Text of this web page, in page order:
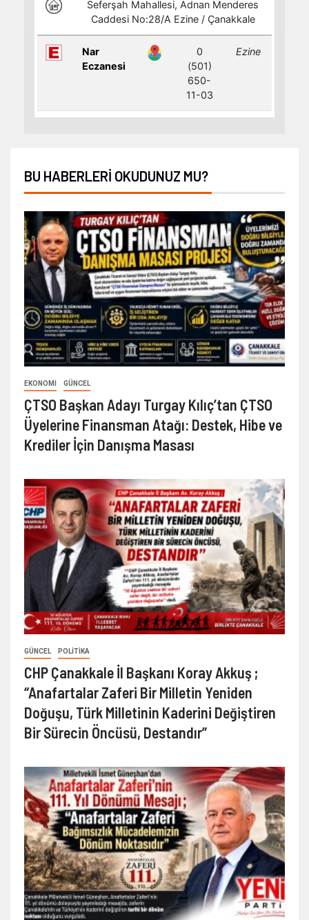
BU HABERLERI OKUDUNUZ MU?
EKONOMI GÜNCEL
ÇTSO Başkan Adayı Turgay Kılıç’tan ÇTSO
Üyelerine Finansman Atağı: Destek, Hibe ve
Krediler İçin Danışma Masası
GÜNCEL POLITIKA
CHP Çanakkale İl Başkanı Koray Akkuş ;
“Anafartalar Zaferi Bir Milletin Yeniden
Doğuşu, Türk Milletinin Kaderini Değiştiren
Bir Sürecin Öncüsü, Destandır”